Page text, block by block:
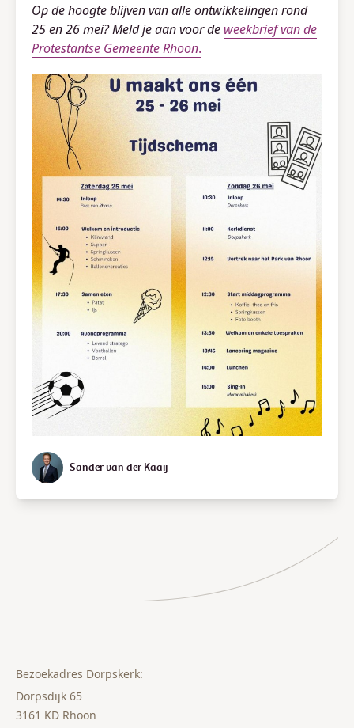
Op de hoogte blijven van alle ontwikkelingen rond
25 en 26 mei? Meld je aan voor de weekbrief van de
Protestantse Gemeente Rhoon.
Sander van der Kaaij
Bezoekadres Dorpskerk:
Dorpsdijk 65
3161 KD Rhoon